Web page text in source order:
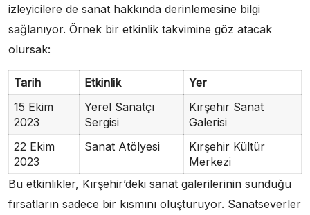
izleyicilere de sanat hakkında derinlemesine bilgi
sağlanıyor. Örnek bir etkinlik takvimine göz atacak
olursak:
Tarih Etkinlik
Yer
15 Ekim
2023
Yerel Sanatçı
Sergisi
Kırşehir Sanat
Galerisi
22 Ekim
2023
Sanat Atölyesi
Kırşehir Kültür
Merkezi
Bu etkinlikler, Kırşehir’deki sanat galerilerinin sunduğu
fırsatların sadece bir kısmını oluşturuyor. Sanatseverler